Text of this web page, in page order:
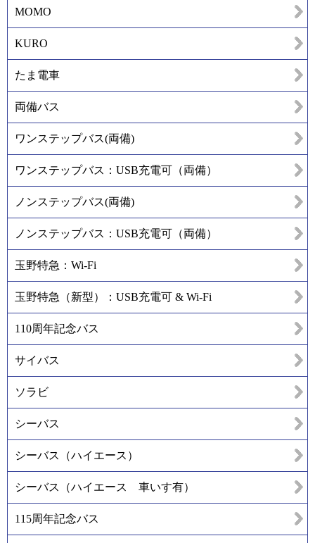
MOMO
KURO
たま電車
両備バス
ワンステップバス(両備)
ワンステップバス：USB充電可（両備）
ノンステップバス(両備)
ノンステップバス：USB充電可（両備）
玉野特急：Wi-Fi
玉野特急（新型）：USB充電可 & Wi-Fi
110周年記念バス
サイバス
ソラビ
シーバス
シーバス（ハイエース）
シーバス（ハイエース 車いす有）
115周年記念バス